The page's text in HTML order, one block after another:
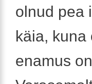
olnud pea
käia, kuna
enamus